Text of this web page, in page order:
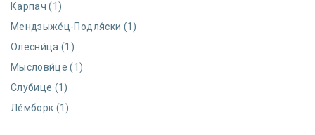
Карпач (1)
Мендзыже́ц-Подля́ски (1)
Олесни́ца (1)
Мыслови́це (1)
Слубице (1)
Ле́мборк (1)